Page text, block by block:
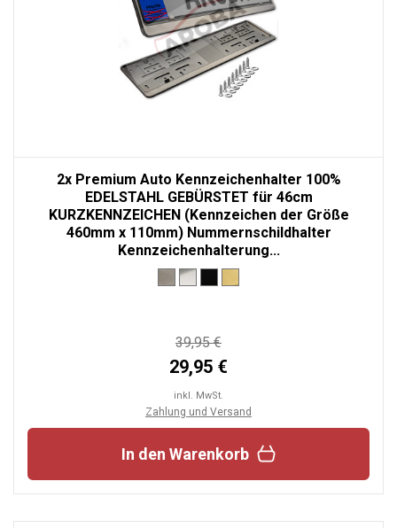
2x Premium Auto Kennzeichenhalter 100%
EDELSTAHL GEBÜRSTET für 46cm
KURZKENNZEICHEN (Kennzeichen der Größe
460mm x 110mm) Nummernschildhalter
Kennzeichenhalterung...
39,95 €
29,95 €
inkl. MwSt.
Zahlung und Versand
In den Warenkorb